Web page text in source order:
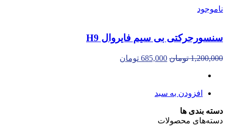
ناموجود
سنسورحرکتی بی سیم فایروال H9
1,200,000 تومان 685,000 تومان
افزودن به سبد
دسته بندی ها
دسته‌های محصولات